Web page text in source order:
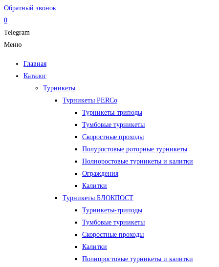
Обратный звонок
0
Telegram
Меню
Главная
Каталог
Турникеты
Турникеты PERCo
Турникеты-триподы
Тумбовые турникеты
Скоростные проходы
Полуростовые роторные турникеты
Полноростовые турникеты и калитки
Ограждения
Калитки
Турникеты БЛОКПОСТ
Турникеты-триподы
Тумбовые турникеты
Скоростные проходы
Калитки
Полноростовые турникеты и калитки